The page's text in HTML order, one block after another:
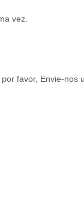
vez.
favor, Envie-nos